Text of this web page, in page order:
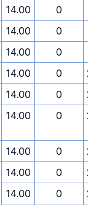
14.00
0
14.00
0
14.00
0
14.00 0
14.00 0
14.00 0
14.00 0
14.00 0
14.00 0